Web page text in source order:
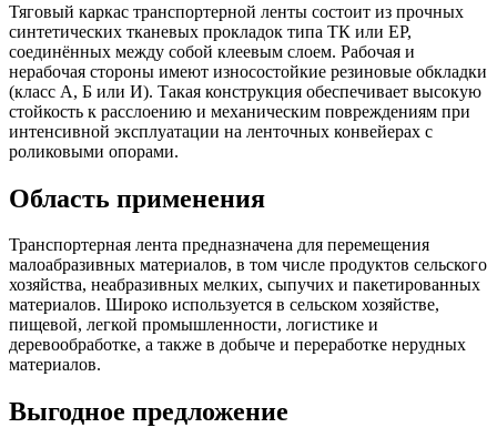
Тяговый каркас транспортерной ленты состоит из прочных
синтетических тканевых прокладок типа ТК или ЕР,
соединённых между собой клеевым слоем. Рабочая и
нерабочая стороны имеют износостойкие резиновые обкладки
(класс А, Б или И). Такая конструкция обеспечивает высокую
стойкость к расслоению и механическим повреждениям при
интенсивной эксплуатации на ленточных конвейерах с
роликовыми опорами.
Область применения
Транспортерная лента предназначена для перемещения
малоабразивных материалов, в том числе продуктов сельского
хозяйства, неабразивных мелких, сыпучих и пакетированных
материалов. Широко используется в сельском хозяйстве,
пищевой, легкой промышленности, логистике и
деревообработке, а также в добыче и переработке нерудных
материалов.
Выгодное предложение